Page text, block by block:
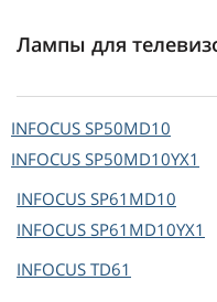
Лампы для
INFOCUS SP50MD10
INFOCUS SP50MD10YX1
INFOCUS SP61MD10
INFOCUS SP61MD10YX1
INFOCUS TD61